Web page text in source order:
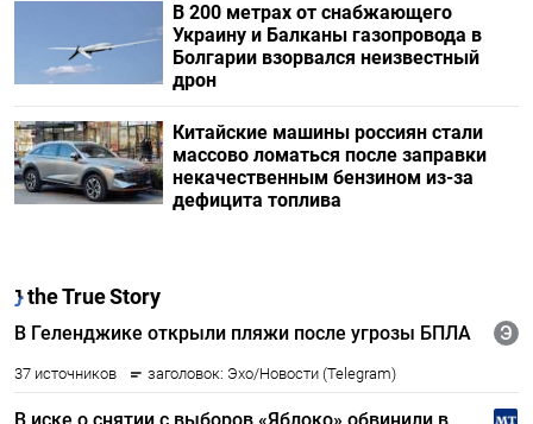
В 200 метрах от снабжающего
Украину и Балканы газопровода в
Болгарии взорвался неизвестный
дрон
Китайские машины россиян стали
массово ломаться после заправки
некачественным бензином из-за
дефицита топлива